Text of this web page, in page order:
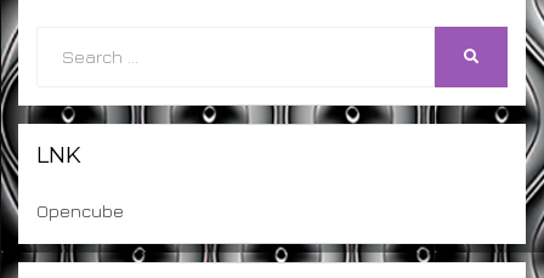
SEARCH
LNK
Opencube